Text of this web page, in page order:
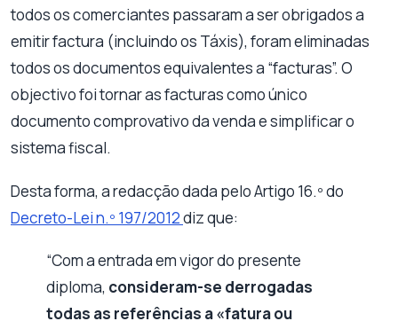
todos os comerciantes passaram a ser obrigados a
emitir factura (incluindo os Táxis), foram eliminadas
todos os documentos equivalentes a “facturas”. O
objectivo foi tornar as facturas como único
documento comprovativo da venda e simplificar o
sistema fiscal.
Desta forma, a redacção dada pelo Artigo 16.º do
Decreto-Lei n.º 197/2012diz que:
“Com a entrada em vigor do presente
diploma, consideram-se derrogadas
todas as referências a «fatura ou